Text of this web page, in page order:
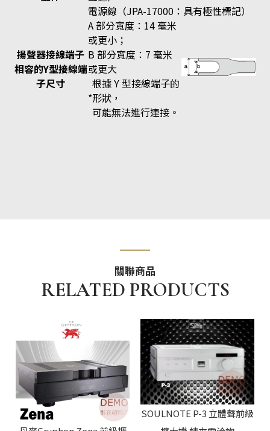
電源線（JPA-17000：具有極性標記）
揚聲器接線端子
相容的Y型接線端
子尺寸
A 部分寬度：14 毫米
或更小；
B 部分寬度：7 毫米
或更大
*
根據 Y 型接線端子的
形狀，
可能無法進行連接。
SOULNOTE P-3 立體聲前級